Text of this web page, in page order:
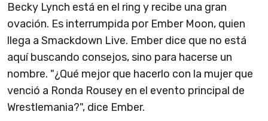
Becky Lynch está en el ring y recibe una gran
ovación. Es interrumpida por Ember Moon, quien
llega a Smackdown Live. Ember dice que no está
aquí buscando consejos, sino para hacerse un
nombre. "¿Qué mejor que hacerlo con la mujer que
venció a Ronda Rousey en el evento principal de
Wrestlemania?", dice Ember.